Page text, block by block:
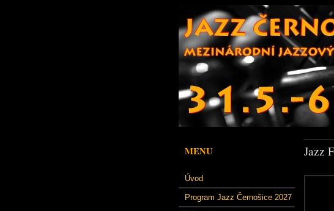
MENU
Úvod
Program Jazz Černošice 2027
Jazz